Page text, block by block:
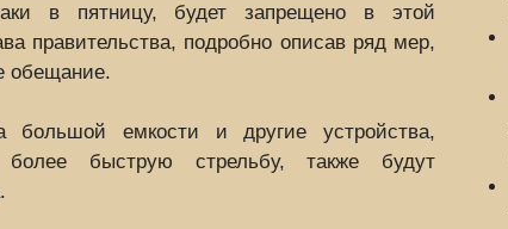
в пятницу, будет запрещено в этой
правительства, подробно описав ряд мер,
обещание.
большой емкости и другие устройства,
более быструю стрельбу, также будут